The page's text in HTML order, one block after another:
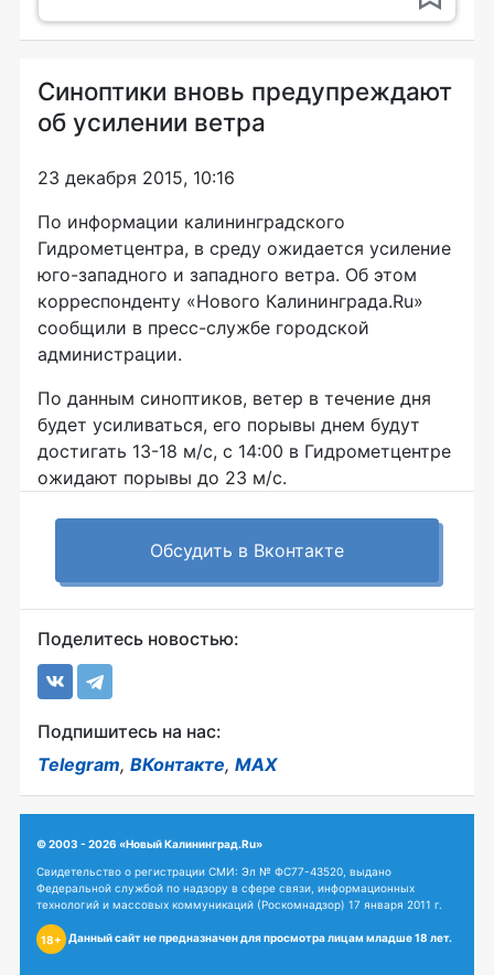
Синоптики вновь предупреждают
об усилении ветра
23 декабря 2015, 10:16
По информации калининградского
Гидрометцентра, в среду ожидается усиление
юго-западного и западного ветра. Об этом
корреспонденту «Нового Калининграда.Ru»
сообщили в пресс-службе городской
администрации.
По данным синоптиков, ветер в течение дня
будет усиливаться, его порывы днем будут
достигать 13-18 м/с, с 14:00 в Гидрометцентре
ожидают порывы до 23 м/с.
Обсудить в Вконтакте
Поделитесь новостью:
Подпишитесь на нас:
Telegram, ВКонтакте, MAX
© 2003 - 2026 «Новый Калининград.Ru»
Свидетельство о регистрации СМИ: Эл № ФС77-43520, выдано
Федеральной службой по надзору в сфере связи, информационных
технологий и массовых коммуникаций (Роскомнадзор) 17 января 2011 г.
18+ Данный сайт не предназначен для просмотра лицам младше 18 лет.